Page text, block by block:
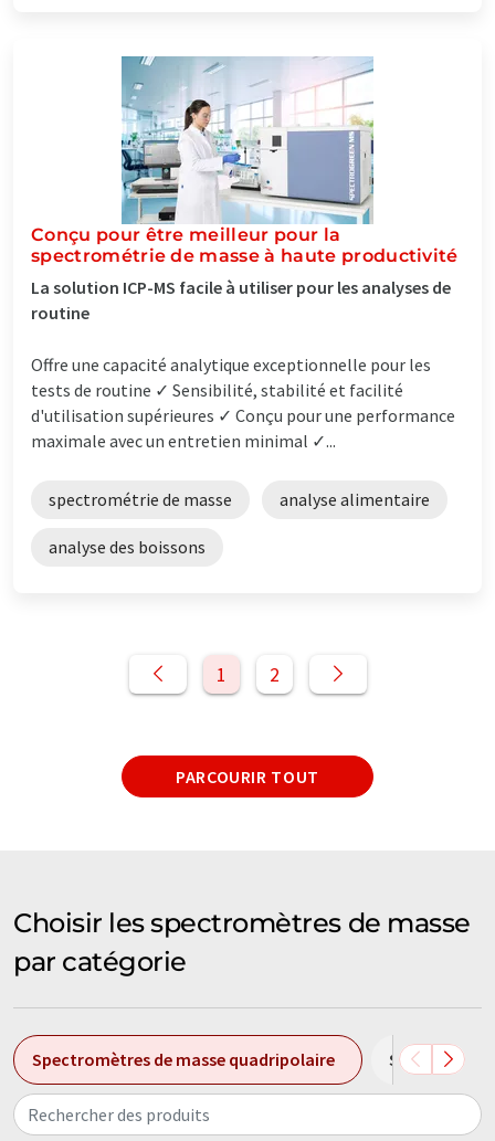
Conçu pour être meilleur pour la
spectrométrie de masse à haute productivité
La solution ICP-MS facile à utiliser pour les analyses de
routine
Offre une capacité analytique exceptionnelle pour les
tests de routine ✓ Sensibilité, stabilité et facilité
d'utilisation supérieures ✓ Conçu pour une performance
maximale avec un entretien minimal ✓...
spectrométrie de masse analyse alimentaire
analyse des boissons
1 2
PARCOURIR TOUT
Choisir les spectromètres de masse
par catégorie
Spectromètres de masse quadripolaire
Rechercher des produits